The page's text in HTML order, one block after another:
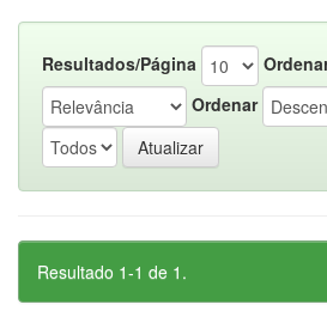
Resultados/Página
Ordenar
Resultado 1-1 de 1.